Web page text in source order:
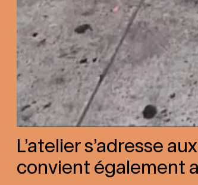
L’atelier s’adresse
convient également